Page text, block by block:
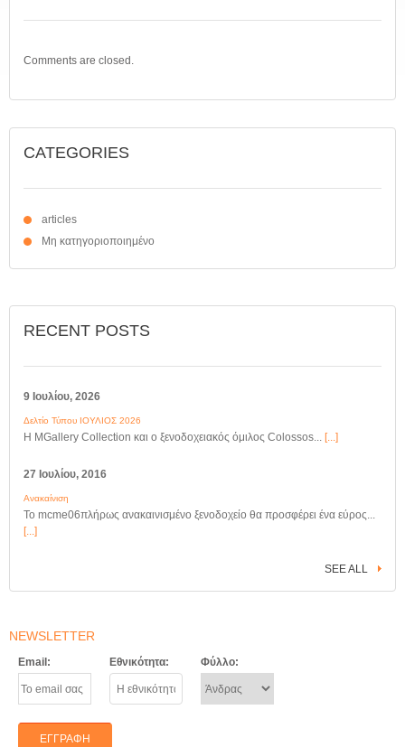
Comments are closed.
CATEGORIES
articles
Μη κατηγοριοποιημένο
RECENT POSTS
9 Ιουλίου, 2026
Δελτίο Τύπου ΙΟΥΛΙΟΣ 2026
Η MGallery Collection και ο ξενοδοχειακός όμιλος Colossos... [...]
27 Ιουλίου, 2016
Ανακαίνιση
Το mcme06πλήρως ανακαινισμένο ξενοδοχείο θα προσφέρει ένα εύρος...
[...]
SEE ALL
NEWSLETTER
Email: Εθνικότητα: Φύλλο: